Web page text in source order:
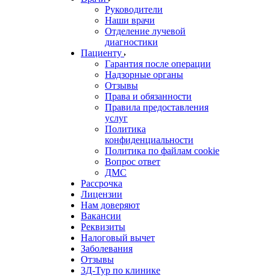
Руководители
Наши врачи
Отделение лучевой
диагностики
Пациенту
Гарантия после операции
Надзорные органы
Отзывы
Права и обязанности
Правила предоставления
услуг
Политика
конфиденциальности
Политика по файлам cookie
Вопрос ответ
ДМС
Рассрочка
Лицензии
Нам доверяют
Вакансии
Реквизиты
Налоговый вычет
Заболевания
Отзывы
3Д-Тур по клинике